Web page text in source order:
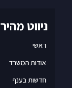
ניווט מהיר
ראשי
אודות המשרד
חדשות בענף